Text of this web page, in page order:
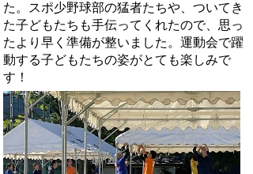
た。スポ少野球部の猛者たちや、ついてき
た子どもたちも手伝ってくれたので、思っ
たより早く準備が整いました。運動会で躍
動する子どもたちの姿がとても楽しみで
す！